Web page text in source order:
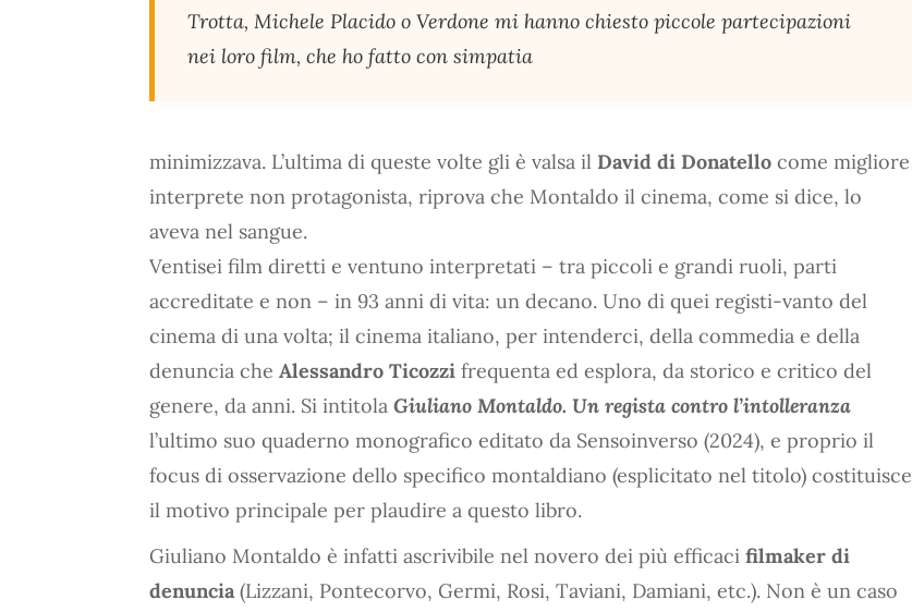
Trotta, Michele Placido o Verdone mi hanno chiesto piccole partecipazioni
nei loro film, che ho fatto con simpatia
minimizzava. L’ultima di queste volte gli è valsa il David di Donatello come migliore
interprete non protagonista, riprova che Montaldo il cinema, come si dice, lo
aveva nel sangue.
Ventisei film diretti e ventuno interpretati – tra piccoli e grandi ruoli, parti
accreditate e non – in 93 anni di vita: un decano. Uno di quei registi-vanto del
cinema di una volta; il cinema italiano, per intenderci, della commedia e della
denuncia che Alessandro Ticozzi frequenta ed esplora, da storico e critico del
genere, da anni. Si intitola Giuliano Montaldo. Un regista contro l’intolleranza
l’ultimo suo quaderno monografico editato da Sensoinverso (2024), e proprio il
focus di osservazione dello specifico montaldiano (esplicitato nel titolo) costituisce
il motivo principale per plaudire a questo libro.
Giuliano Montaldo è infatti ascrivibile nel novero dei più efficaci filmaker di
denuncia (Lizzani, Pontecorvo, Germi, Rosi, Taviani, Damiani, etc.). Non è un caso